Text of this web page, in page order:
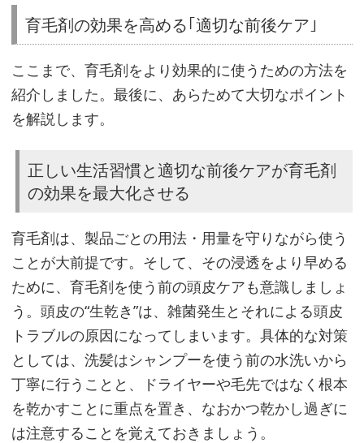
し
を
育毛剤の効果を高める｢適切な前後ケア｣
ここまで、育毛剤をより効果的に使うための方法を
紹介しました。最後に、あらためて大切なポイント
を解説します。
正しい生活習慣と適切な前後ケアが育毛剤
の効果を最大化させる
育毛剤は、製品ごとの用法・用量を守りながら使う
ことが大前提です。そして、その浸透をより早める
ために、育毛剤を使う前の頭皮ケアも意識しましょ
う。頭皮の“生乾き”は、雑菌発生とそれによる頭皮
トラブルの原因になってしまいます。具体的な対策
としては、洗髪はシャンプーを使う前の水洗いから
丁寧に行うことと、ドライヤーや毛先ではなく根本
を乾かすことに重点を置き、なおかつ乾かし過ぎに
は注意することを覚えておきましょう。